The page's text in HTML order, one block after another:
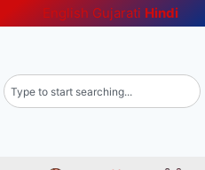
English Gujarati Hindi